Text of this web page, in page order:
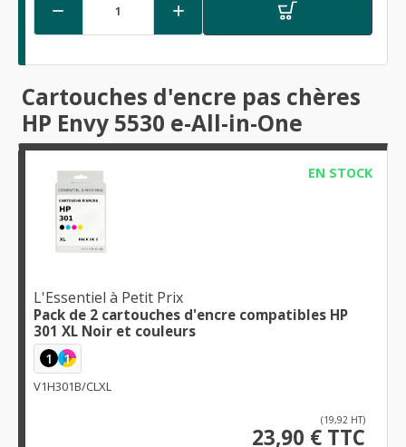
 
Cartouches d'encre pas chères
HP Envy 5530 e-All-in-One
EN STOCK
L'Essentiel à Petit Prix
Pack de 2 cartouches d'encre compatibles HP
301 XL Noir et couleurs
1 1
V1H301B/CLXL
(19,92 HT)
23,90 € TTC